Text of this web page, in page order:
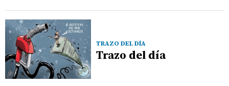
TRAZO DEL DÍA
Trazo del día